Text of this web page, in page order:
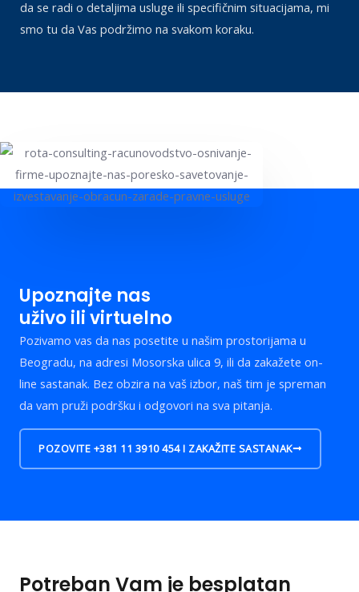
da se radi o detaljima usluge ili specifičnim situacijama, mi
smo tu da Vas podržimo na svakom koraku.
Upoznajte nas
uživo ili virtuelno
Pozivamo vas da nas posetite u našim prostorijama u
Beogradu, na adresi Mosorska ulica 9, ili da zakažete on-
line sastanak. Bez obzira na vaš izbor, naš tim je spreman
da vam pruži podršku i odgovori na sva pitanja.
POZOVITE +381 11 3910 454 I ZAKAŽITE SASTANAK
Potreban Vam je besplatan